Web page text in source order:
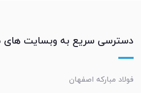
دسترسی سریع به وبسایت های
فولاد مبارکه اصفهان